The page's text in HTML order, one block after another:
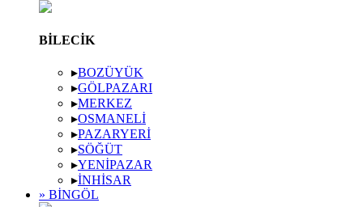
BILECIK
▸BOZÜYÜK
▸GÖLPAZARI
▸MERKEZ
▸OSMANELI
▸PAZARYERI
▸SÖĞÜT
▸YENIPAZAR
▸İNHISAR
» BINGÖL